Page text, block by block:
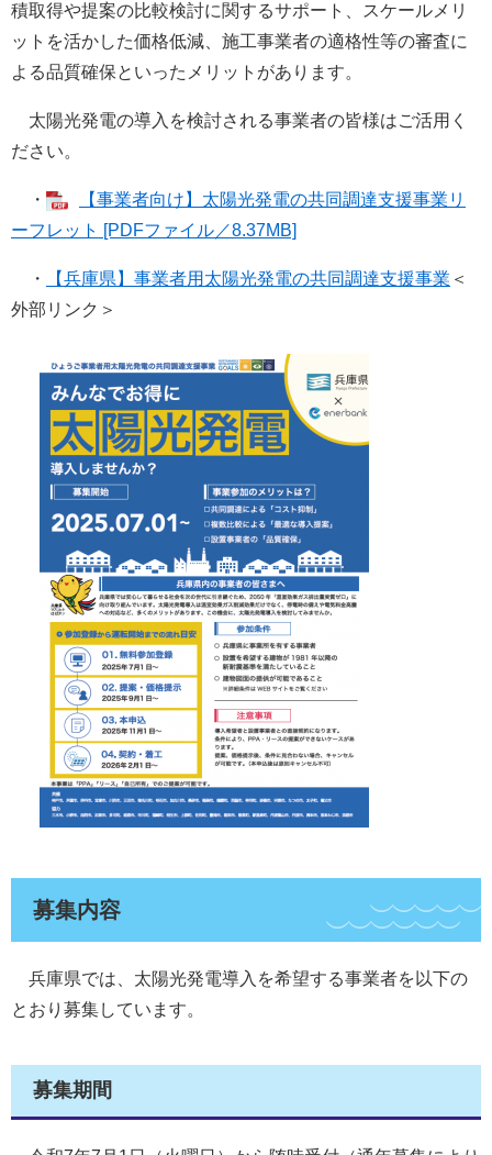
積取得や提案の比較検討に関するサポート、スケールメリ
ットを活かした価格低減、施工事業者の適格性等の審査に
よる品質確保といったメリットがあります。
太陽光発電の導入を検討される事業者の皆様はご活用く
ださい。
・
【事業者向け】太陽光発電の共同調達支援事業リ
ーフレット [PDFファイル／8.37MB]
・ 【兵庫県】事業者用太陽光発電の共同調達支援事業 ＜
外部リンク＞
募集内容
兵庫県では、太陽光発電導入を希望する事業者を以下の
とおり募集しています。
募集期間